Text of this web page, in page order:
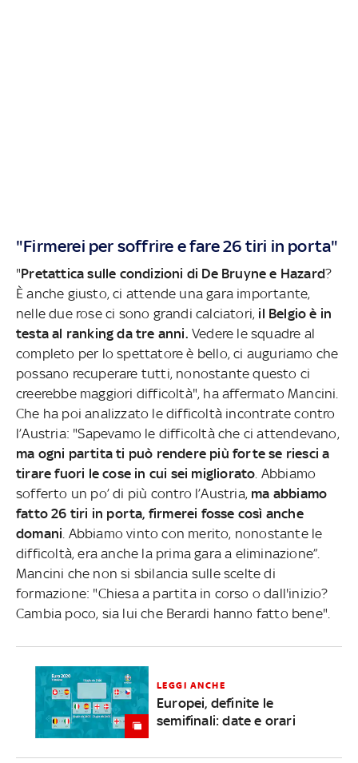
"Firmerei per soffrire e fare 26 tiri in porta"
"Pretattica sulle condizioni di De Bruyne e Hazard?
È anche giusto, ci attende una gara importante,
nelle due rose ci sono grandi calciatori, il Belgio è in
testa al ranking da tre anni. Vedere le squadre al
completo per lo spettatore è bello, ci auguriamo che
possano recuperare tutti, nonostante questo ci
creerebbe maggiori difficoltà", ha affermato Mancini.
Che ha poi analizzato le difficoltà incontrate contro
l’Austria: "Sapevamo le difficoltà che ci attendevano,
ma ogni partita ti può rendere più forte se riesci a
tirare fuori le cose in cui sei migliorato . Abbiamo
sofferto un po’ di più contro l’Austria, ma abbiamo
fatto 26 tiri in porta, firmerei fosse così anche
domani . Abbiamo vinto con merito, nonostante le
difficoltà, era anche la prima gara a eliminazione”.
Mancini che non si sbilancia sulle scelte di
formazione: "Chiesa a partita in corso o dall'inizio?
Cambia poco, sia lui che Berardi hanno fatto bene".
LEGGI ANCHE
Europei, definite le
semifinali: date e orari